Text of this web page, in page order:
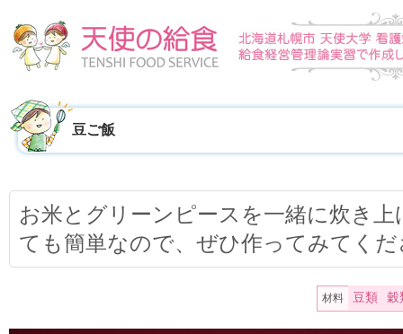
豆ご飯
お米とグリーンピースを一緒に炊き
ても簡単なので、ぜひ作ってみてくだ
材料 豆類 穀